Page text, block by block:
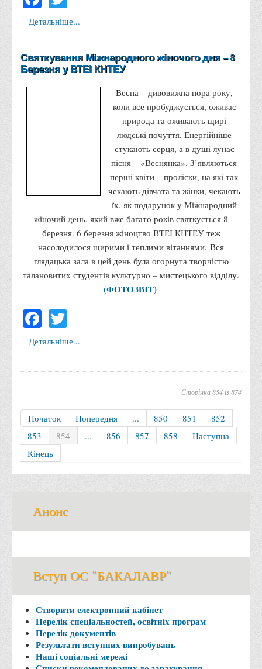
Путівник першокурсника
Етичний кодекс здобувача вищої освіти
власності
Система управління навчанням
Графіки освітнього процесу
Студентське наукове товариство «ВАТРА»
ТОП-20 кращих студентів 2025
ТОП-20 кращих студентів 2024
ТОП-20 кращих студентів 2023
ТОП-20 кращих студентів 2021
ТОП-20 кращих студентів 2020
Вступнику
Чому варто обирати ВТЕІ?
Етапи вступної кампанії 2026
Перелік спеціальностей, освітніх програм
Перелік документів
Обсяги державного замовлення
Розклади проведення вступних випробувань та співбесід
Приймальна комісія
Положення про апеляційну комісію
Рішення приймальної комісії
Порядок прийому
Правила прийому на навчання
Детальніше...
Святкування Міжнародного жіночого дня – 8
Березня у ВТЕІ КНТЕУ
Весна – дивовижна пора року,
коли все пробуджується, оживає
природа та оживають щирі
людські почуття. Енергійніше
стукають серця, а в душі лунає
пісня – «Веснянка». З’являються
перші квіти – проліски, на які так
чекають дівчата та жінки, чекають
їх, як подарунок у Міжнародний
жіночий день, який вже багато років святкується 8
березня. 6 березня жіноцтво ВТЕІ КНТЕУ теж
насолодилося щирими і теплими вітаннями. Вся
глядацька зала в цей день була огорнута творчістю
талановитих студентів культурно – мистецького відділу.
(ФОТОЗВІТ)
Facebook
Детальніше...
Сторінка 854 із 874
Початок Попередня ... 850 851
852
853
854 ... 856 857 858
Наступна
Кінець
Анонс
Вступ ОС "БАКАЛАВР"
Створити електронний кабінет
Перелік спеціальностей, освітніх програм
Перелік документів
Результати вступних випробувань
Наші соціальні мережі